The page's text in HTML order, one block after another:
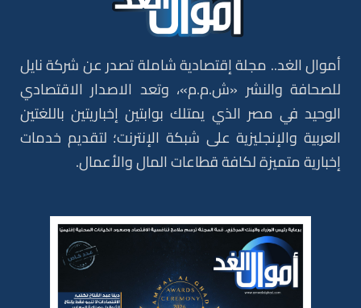
أموال الغد.. مجلة إقتصادية شاملة تصدر عن شركة نايل
للصحافة والنشر «ش.م.م»، وتعد الاصدار الاقتصادي
الوحيد في مصر الذي يمتلك بوابتين إخباريتين باللغتين
العربية والإنجليزية على شبكة الإنترنت؛ لتقديم خدمات
إخبارية متميزة لكافة قطاعات المال والأعمال.